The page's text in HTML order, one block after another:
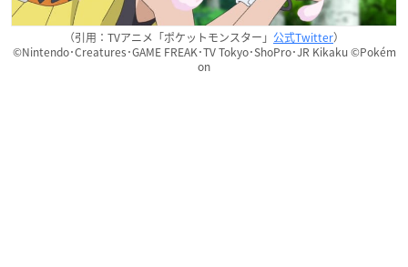
（引用：TVアニメ「ポケットモンスター」 公式Twitter）
©Nintendo･Creatures･GAME FREAK･TV Tokyo･ShoPro･JR Kikaku ©Pokém
on